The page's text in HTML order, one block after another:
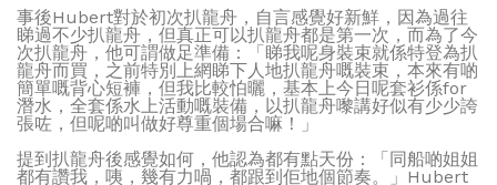
事後Hubert對於初次扒龍舟，自言感覺好新鮮，因為過往
睇過不少扒龍舟，但真正可以扒龍舟都是第一次，而為了今
次扒龍舟，他可謂做足準備：「睇我呢身裝束就係特登為扒
龍舟而買，之前特別上網睇下人地扒龍舟嘅裝束，本來有啲
簡單嘅背心短褲，但我比較怕曬，基本上今日呢套衫係for
潛水，全套係水上活動嘅裝備，以扒龍舟嚟講好似有少少誇
張咗，但呢啲叫做好尊重個場合嘛！」
提到扒龍舟後感覺如何，他認為都有點天份：「同船啲姐姐
都有讚我，咦，幾有力喎，都跟到佢地個節奏。」Hubert